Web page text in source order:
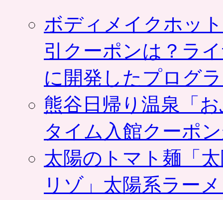
ボディメイクホッ
引クーポンは？ラ
に開発したプログ
熊谷日帰り温泉「
タイム入館クーポ
太陽のトマト麺「
リゾ」太陽系ラー